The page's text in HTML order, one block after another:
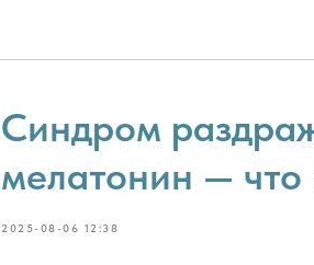
Синдром
мелатонин — что
2025-08-06 12:38